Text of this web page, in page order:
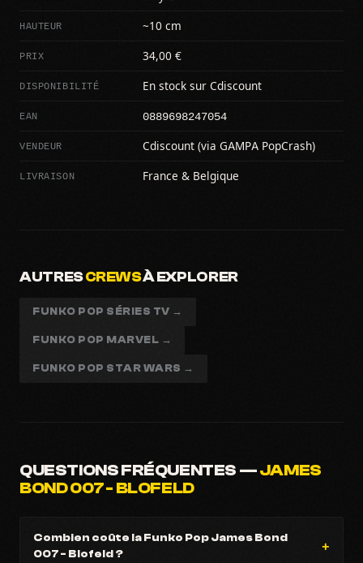
HAUTEUR ~10 cm
PRIX 34,00 €
DISPONIBILITÉ En stock sur Cdiscount
EAN 0889698247054
VENDEUR Cdiscount (via GAMPA PopCrash)
LIVRAISON France & Belgique
AUTRESCREWSÀ EXPLORER
FUNKO POP SÉRIES TV →
FUNKO POP MARVEL →
FUNKO POP STAR WARS →
QUESTIONS FRÉQUENTES —JAMES
BOND 007 - BLOFELD
Combien coûte la Funko Pop James Bond
007 - Blofeld ?